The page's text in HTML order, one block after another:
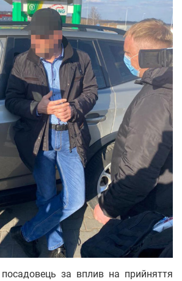
за вплив на прийняття